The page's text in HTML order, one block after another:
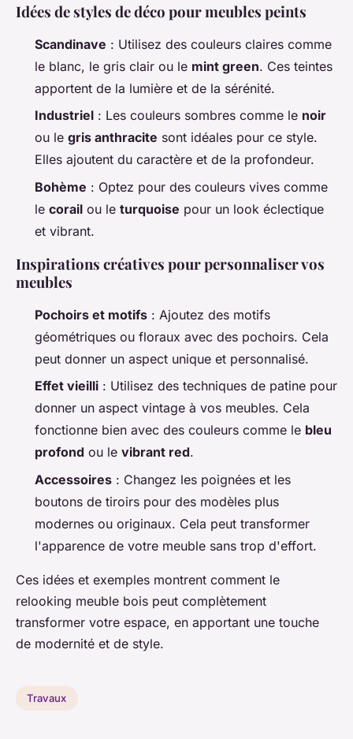
Idées de styles de déco pour meubles peints
Scandinave : Utilisez des couleurs claires comme
le blanc, le gris clair ou le mint green. Ces teintes
apportent de la lumière et de la sérénité.
Industriel : Les couleurs sombres comme le noir
ou le gris anthracite sont idéales pour ce style.
Elles ajoutent du caractère et de la profondeur.
Bohème : Optez pour des couleurs vives comme
le corail ou le turquoise pour un look éclectique
et vibrant.
Inspirations créatives pour personnaliser vos
meubles
Pochoirs et motifs : Ajoutez des motifs
géométriques ou floraux avec des pochoirs. Cela
peut donner un aspect unique et personnalisé.
Effet vieilli : Utilisez des techniques de patine pour
donner un aspect vintage à vos meubles. Cela
fonctionne bien avec des couleurs comme le bleu
profond ou le vibrant red.
Accessoires : Changez les poignées et les
boutons de tiroirs pour des modèles plus
modernes ou originaux. Cela peut transformer
l'apparence de votre meuble sans trop d'effort.
Ces idées et exemples montrent comment le
relooking meuble bois peut complètement
transformer votre espace, en apportant une touche
de modernité et de style.
Travaux